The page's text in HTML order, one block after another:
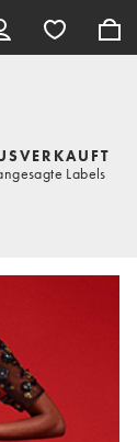
Labels